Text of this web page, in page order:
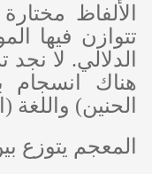
الألفاظ
تتوازن فيها
الدلالي. لا
هناك انسجام
الحنين) واللغة
المعجم يتوزع